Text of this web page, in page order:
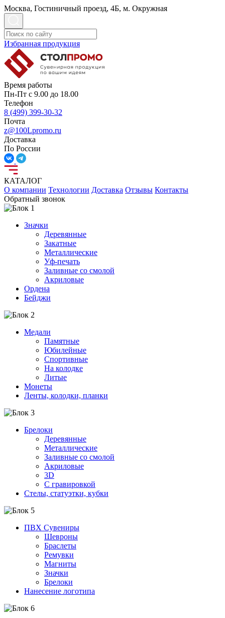
Москва, Гостиничный проезд, 4Б, м. Окружная
Избранная продукция
Время работы
Пн-Пт с 9.00 до 18.00
Телефон
8 (499) 399-30-32
Почта
z@100Lpromo.ru
Доставка
По России
КАТАЛОГ
О компании Технологии Доставка Отзывы Контакты
Обратный звонок
Значки
Деревянные
Закатные
Металлические
Уф-печать
Заливные со смолой
Акриловые
Ордена
Бейджи
Медали
Памятные
Юбилейные
Спортивные
На колодке
Литые
Монеты
Ленты, колодки, планки
Брелоки
Деревянные
Металлические
Заливные со смолой
Акриловые
3D
C гравировкой
Стелы, статуэтки, кубки
ПВХ Сувениры
Шевроны
Браслеты
Ремувки
Магниты
Значки
Брелоки
Нанесение логотипа